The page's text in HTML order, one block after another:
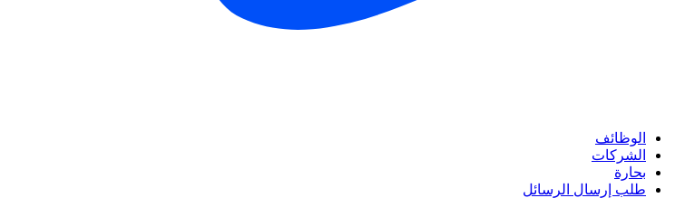
الوظائف
الشركات
بحارة
طلب إرسال الرسائل